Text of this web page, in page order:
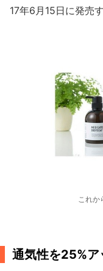
17年6月15日に発売す
これか
通気性を25%ア